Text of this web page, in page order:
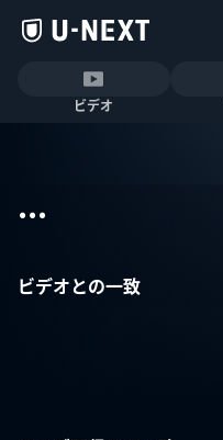
ビデオ
...
ビデオとの一致